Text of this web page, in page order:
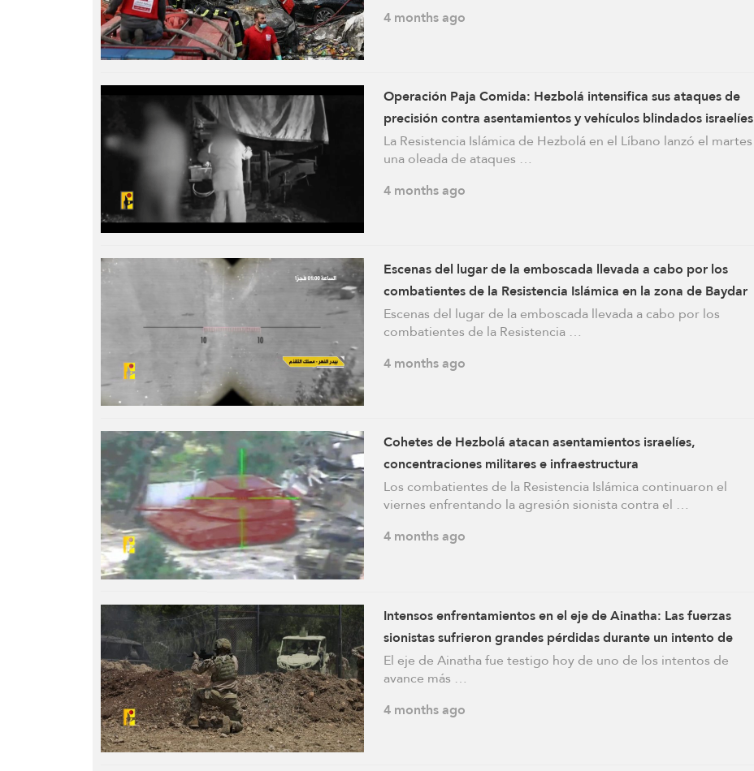
4 months ago
Operación Paja Comida: Hezbolá intensifica sus ataques de
precisión contra asentamientos y vehículos blindados israelíes
La Resistencia Islámica de Hezbolá en el Líbano lanzó el martes
una oleada de ataques …
4 months ago
Escenas del lugar de la emboscada llevada a cabo por los
combatientes de la Resistencia Islámica en la zona de Baydar
al-Nahr de la ciudad de Taybeh, en el sur del Líbano
Escenas del lugar de la emboscada llevada a cabo por los
combatientes de la Resistencia …
4 months ago
Cohetes de Hezbolá atacan asentamientos israelíes,
concentraciones militares e infraestructura
Los combatientes de la Resistencia Islámica continuaron el
viernes enfrentando la agresión sionista contra el …
4 months ago
Intensos enfrentamientos en el eje de Ainatha: Las fuerzas
sionistas sufrieron grandes pérdidas durante un intento de
avance fallido
El eje de Ainatha fue testigo hoy de uno de los intentos de
avance más …
4 months ago